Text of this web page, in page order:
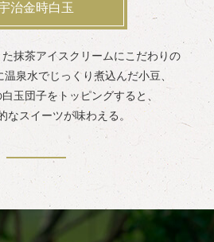
治金時白玉
抹茶アイスクリームにこだわりの
泉水でじっくり煮込んだ小豆、
玉団子をトッピングすると、
なスイーツが味わえる。